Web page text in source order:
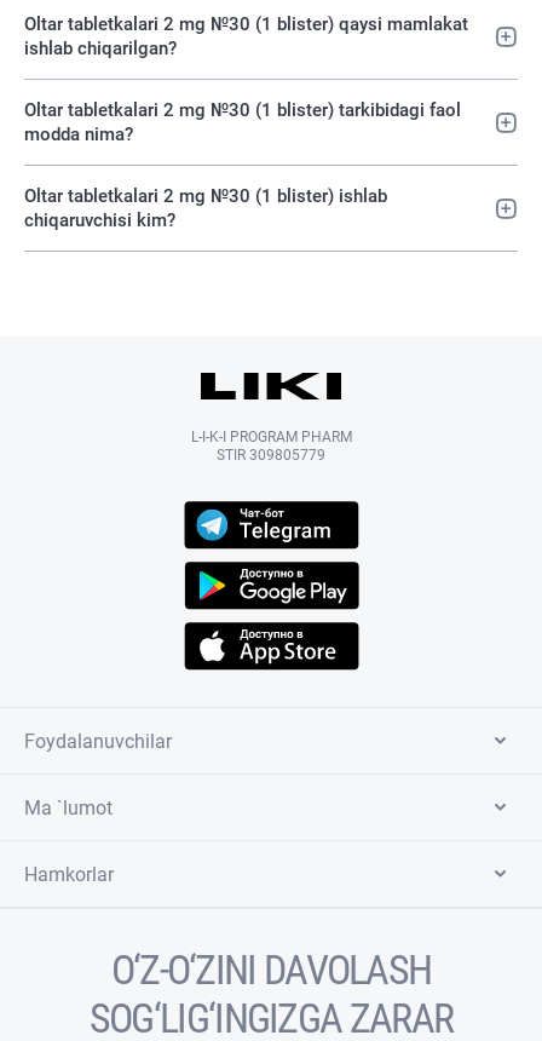
Oltar tabletkalari 2 mg №30 (1 blister) qaysi mamlakat
ishlab chiqarilgan?
Oltar tabletkalari 2 mg №30 (1 blister) tarkibidagi faol
modda nima?
Oltar tabletkalari 2 mg №30 (1 blister) ishlab
chiqaruvchisi kim?
L-I-K-I PROGRAM PHARM
STIR 309805779
Foydalanuvchilar
Ma `lumot
Hamkorlar
O‘Z-O‘ZINI DAVOLASH
SOG‘LIG‘INGIZGA ZARAR